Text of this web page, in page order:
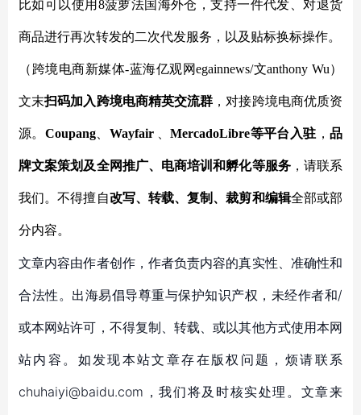
比如可以使用 8菠萝法国海外仓，支持一件代发、对退货
商品进行再次转发的二次代发服务，以及贴标换标操作。
（跨境电商新媒体-蓝海亿观网egainnews/文anthony Wu）
文末扫码加 入 跨境电商精英交流群 ，对接跨境电商优质资
源。 Coupang、 Wayfair 、MercadoLibre等平台入驻 ，品
牌文案策划及全网推广、电商培训和孵化等服务，请联系
我们。不得擅自改写、转载、复制、裁剪和编辑全部或部
分内容。
文章内容由作者创作，作者负责内容的真实性、准确性和
合法性。出海易倡导尊重与保护知识产权，未经作者和/
或本网站许可，不得复制、转载、或以其他方式使用本网
站内容。如发现本站文章存在版权问题，烦请联系
chuhaiyi@baidu.com，我们将及时核实处理。文章来